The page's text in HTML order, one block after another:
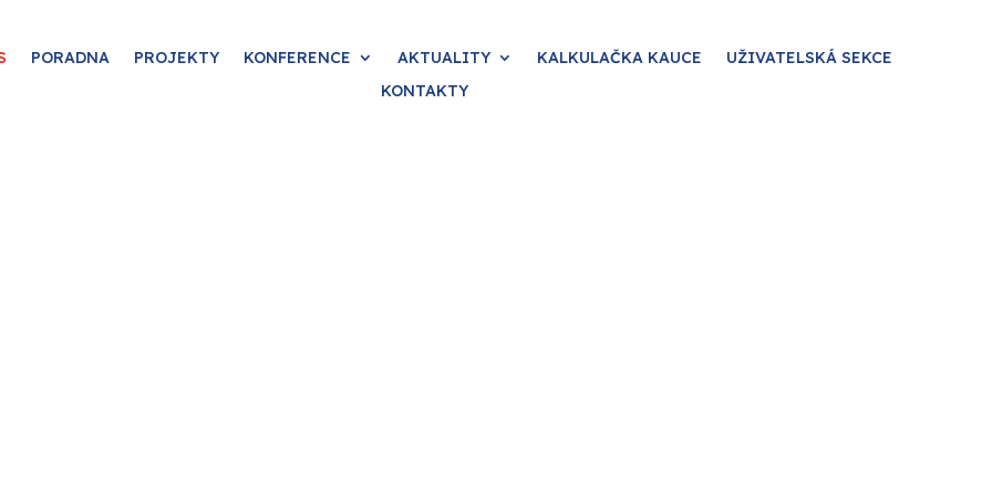
PORADNA PROJEKTY KONFERENCE AKTUALITY KALKULAČKA KAUCE
UŽIVATELSKÁ SEKCE
KONTAKTY